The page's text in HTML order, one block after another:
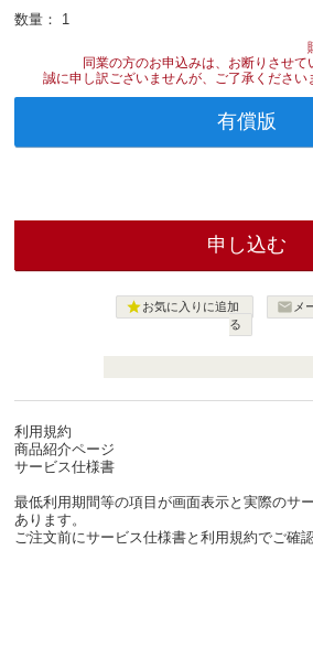
数量： 1
同業の方のお申込みは、お断りさせて
誠に申し訳ございませんが、ご了承ください
有償版
お気に入りに追加  メ
る
利用規約
商品紹介ページ
サービス仕様書
最低利用期間等の項目が画面表示と実際のサ
あります。
ご注文前にサービス仕様書と利用規約でご確